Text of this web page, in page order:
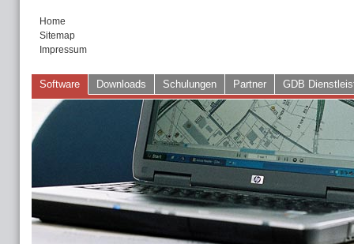
Home
Sitemap
Impressum
Software Downloads Schulungen Partner GDB